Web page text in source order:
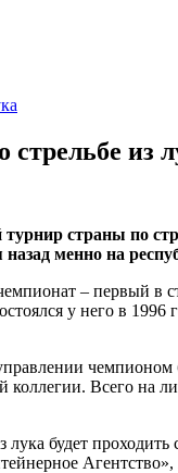
из
страны по
менно на
– первый в
у него в
чемпионом
коллегии. Всего на
лука будет